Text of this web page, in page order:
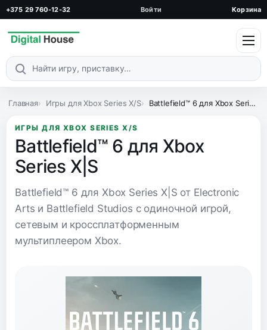
+375 29 760-12-32 Войти Корзина
Поиск по каталогу
Главная Игры для Xbox Series X/S Battlefield™ 6 для Xbox Series X|S
ИГРЫ ДЛЯ XBOX SERIES X/S
Battlefield™ 6 для Xbox
Series X|S
Battlefield™ 6 для Xbox Series X|S от Electronic
Arts и Battlefield Studios с одиночной игрой,
сетевым и кроссплатформенным
мультиплеером Xbox.